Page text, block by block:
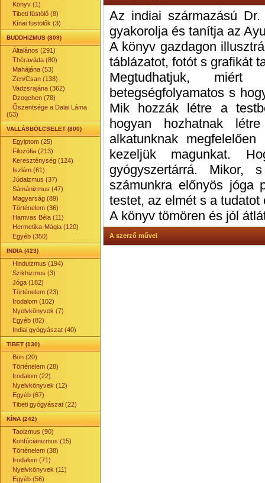
Könyv (1)
Tibeti füstölő (8)
Kínai füstölők (3)
BUDDHIZMUS (809)
Általános (291)
Théraváda (80)
Mahájána (53)
Zen/Csan (138)
Vadzsrajána (362)
Dzogchen (78)
Őszentsége a Dalai Láma
(53)
VALLÁSBÖLCSELET (800)
Egyiptom (25)
Filozófia (213)
Kereszténység (124)
Iszlám (61)
Júdaizmus (37)
Sámánizmus (47)
Magyarság (89)
Történelem (36)
Hamvas Béla (11)
Hermetika-Mágia (120)
Egyéb (350)
INDIA (423)
Hinduizmus (194)
Szikhizmus (3)
Jóga (182)
Történelem (23)
Irodalom (102)
Nyelvkönyvek (7)
Egyéb (82)
Indiai gyógyászat (40)
TIBET (130)
Bön (20)
Történelem (28)
Irodalom (22)
Nyelvkönyvek (12)
Egyéb (67)
Tibeti gyógyászat (22)
KÍNA (242)
Taoizmus (90)
Konfúcianizmus (15)
Történelem (38)
Irodalom (71)
Nyelvkönyvek (11)
Egyéb (56)
Az indiai származású
gyakorolja és tanítja az
A könyv gazdagon
táblázatot, fotót s grafikát
Megtudhatjuk,
betegségfolyamatos s
Mik hozzák létre a
hogyan hozhatnak
alkatunknak
kezeljük magunkat.
gyógyszertárrá.
számunkra előnyös jóga
testet, az elmét s a tudatot
A könyv tömören és jól
A szerző művei